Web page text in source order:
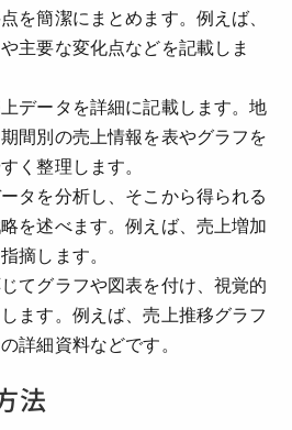
を簡潔にまとめます。例えば、
主要な変化点などを記載しま
上データを詳細に記載します。地
間別の売上情報を表やグラフを
く整理します。
タを分析し、そこから得られる
を述べます。例えば、売上増加
摘します。
てグラフや図表を付け、視覚的
ます。例えば、売上推移グラフ
詳細資料などです。
法